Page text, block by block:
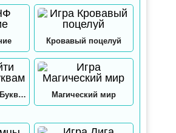
Кровавый поцелуй
Найти Слово По Буквам Магический мир